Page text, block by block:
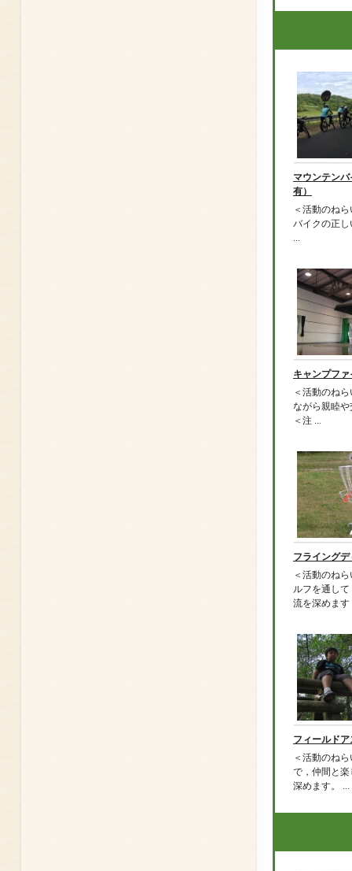
マウンテン
有）
＜活動のね
バイクの正
...
キャンプフ
＜活動のね
ながら親睦
＜注 ...
フライング
＜活動のね
ルフを通し
流を深めます
フィールド
＜活動のね
で，仲間と
深めます。 ...